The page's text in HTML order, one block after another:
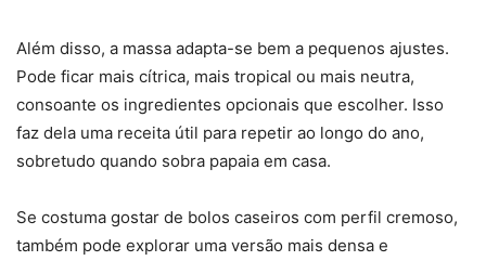
Além disso, a massa adapta-se bem a pequenos ajustes.
Pode ficar mais cítrica, mais tropical ou mais neutra,
consoante os ingredientes opcionais que escolher. Isso
faz dela uma receita útil para repetir ao longo do ano,
sobretudo quando sobra papaia em casa.
Se costuma gostar de bolos caseiros com perfil cremoso,
também pode explorar uma versão mais densa e